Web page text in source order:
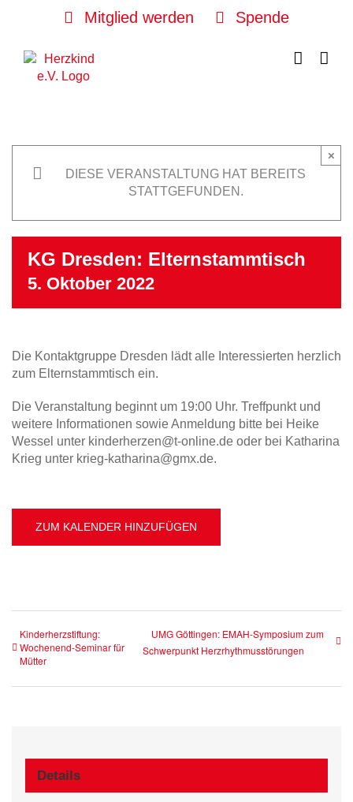
Mitglied werden Spende
DIESE VERANSTALTUNG HAT BEREITS
STATTGEFUNDEN.
×
KG Dresden: Elternstammtisch
5. Oktober 2022
Die Kontaktgruppe Dresden lädt alle Interessierten herzlich
zum Elternstammtisch ein.
Die Veranstaltung beginnt um 19:00 Uhr. Treffpunkt und
weitere Informationen sowie Anmeldung bitte bei Heike
Wessel unter kinderherzen@t-online.de oder bei Katharina
Krieg unter krieg-katharina@gmx.de.
ZUM KALENDER HINZUFÜGEN
Kinderherzstiftung:
Wochenend-Seminar für
Mütter
UMG Göttingen: EMAH-Symposium zum
Schwerpunkt Herzrhythmusstörungen
Details